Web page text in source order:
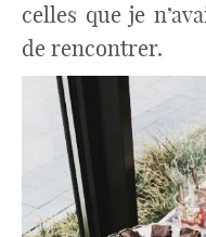
celles que je
de rencontrer.